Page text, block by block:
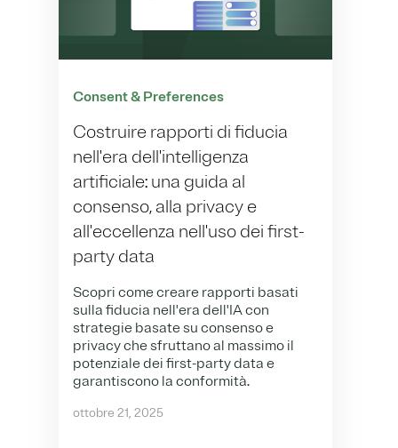
Consent & Preferences
Costruire rapporti di fiducia
nell'era dell'intelligenza
artificiale: una guida al
consenso, alla privacy e
all'eccellenza nell'uso dei first-
party data
Scopri come creare rapporti basati
sulla fiducia nell'era dell'IA con
strategie basate su consenso e
privacy che sfruttano al massimo il
potenziale dei first-party data e
garantiscono la conformità.
ottobre 21, 2025